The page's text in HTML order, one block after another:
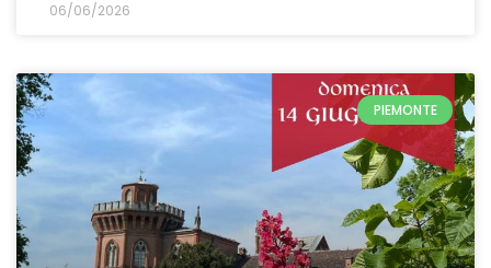
06/06/2026
PIEMONTE